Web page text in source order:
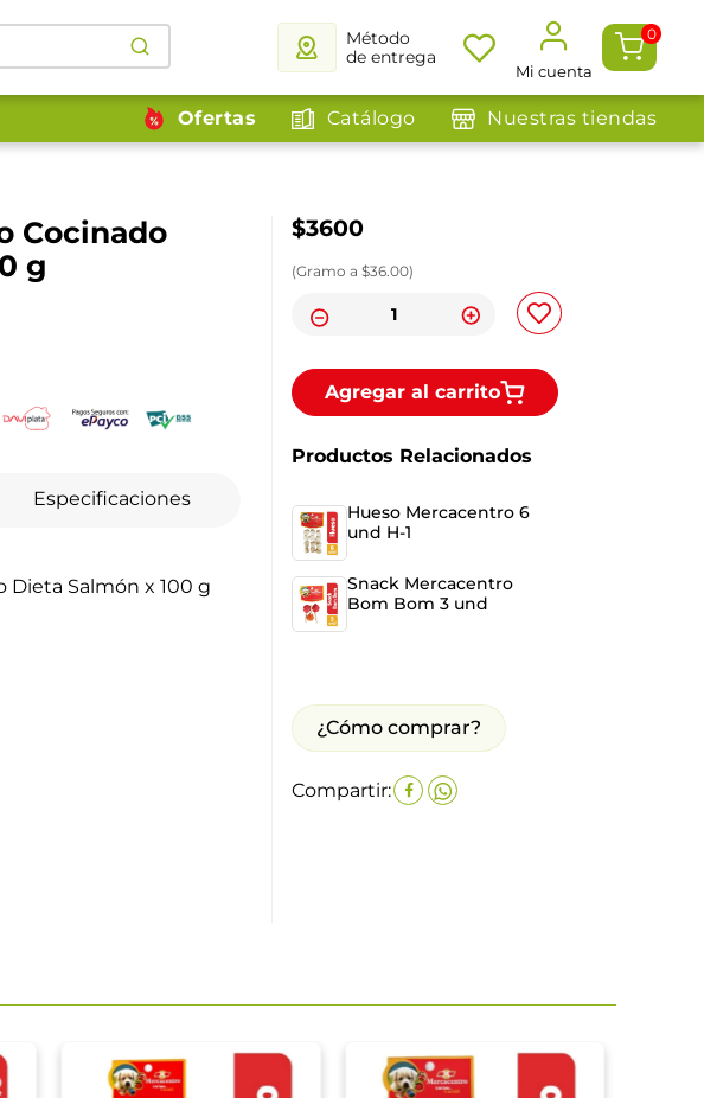
Método
de entrega
Mi cuenta
0
Ofertas Catálogo Nuestras tiendas
Cocinado
g
Especificaciones
Dieta Salmón x 100 g
$3600
(Gramo a $36.00)
Agregar al carrito
Productos Relacionados
Hueso Mercacentro 6
und H-1
Snack Mercacentro
Bom Bom 3 und
¿Cómo comprar?
Compartir: